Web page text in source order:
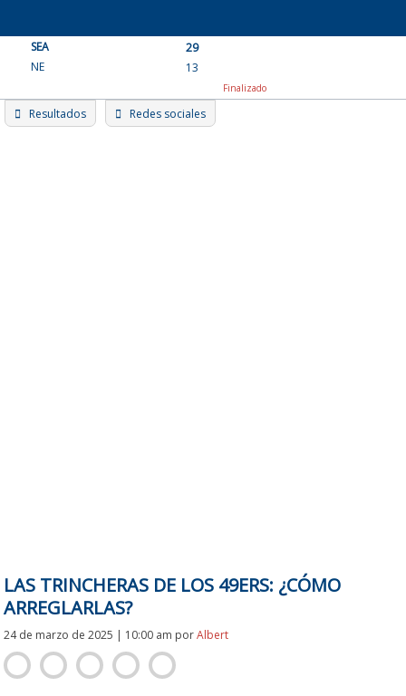
content
SEA
29
NE
13
Finalizado
Resultados Redes sociales
LAS TRINCHERAS DE LOS 49ERS: ¿CÓMO
ARREGLARLAS?
24 de marzo de 2025 | 10:00 am porAlbert